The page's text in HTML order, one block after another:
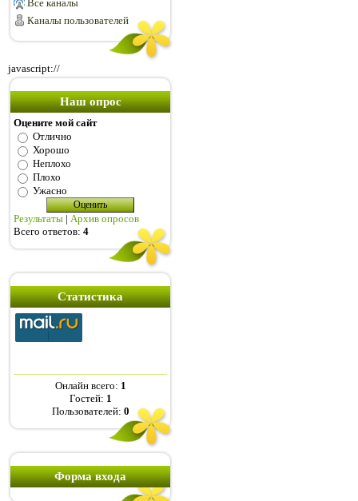
Все каналы
Каналы пользователей
javascript://
Наш опрос
Оцените мой сайт
Отлично
Хорошо
Неплохо
Плохо
Ужасно
Результаты | Архив опросов
Всего ответов: 4
Статистика
Онлайн всего: 1
Гостей: 1
Пользователей: 0
Форма входа